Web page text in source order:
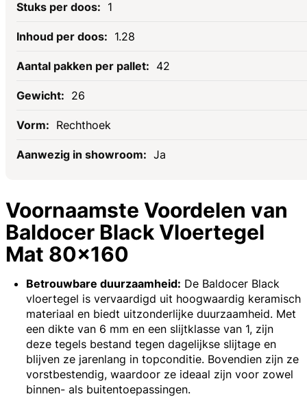
1
1.28
42
26
Rechthoek
Ja
Voornaamste Voordelen van
Baldocer Black Vloertegel
Mat 80x160
Betrouwbare duurzaamheid: De Baldocer Black
vloertegel is vervaardigd uit hoogwaardig keramisch
materiaal en biedt uitzonderlijke duurzaamheid. Met
een dikte van 6 mm en een slijtklasse van 1, zijn
deze tegels bestand tegen dagelijkse slijtage en
blijven ze jarenlang in topconditie. Bovendien zijn ze
vorstbestendig, waardoor ze ideaal zijn voor zowel
binnen- als buitentoepassingen.